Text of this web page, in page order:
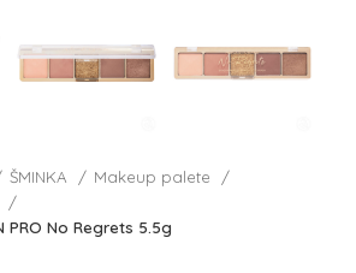
ŠMINKA
Makeup palete
PRO No Regrets 5.5g